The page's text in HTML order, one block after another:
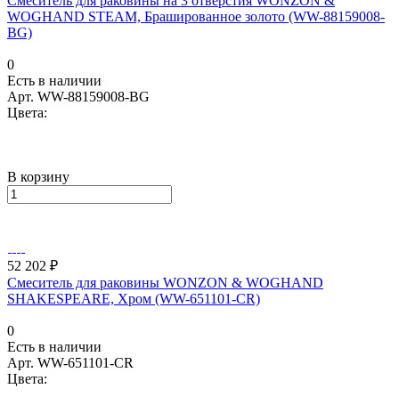
WOGHAND STEAM, Брашированное золото (WW-88159008-
BG)
0
Есть в наличии
Арт. WW-88159008-BG
Цвета:
В корзину
52 202 ₽
Смеситель для раковины WONZON & WOGHAND
SHAKESPEARE, Хром (WW-651101-CR)
0
Есть в наличии
Арт. WW-651101-CR
Цвета: